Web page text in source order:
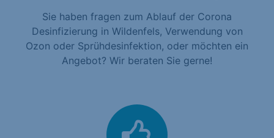
Sie haben fragen zum Ablauf der Corona
Desinfizierung in Wildenfels, Verwendung von
Ozon oder Sprühdesinfektion, oder möchten ein
Angebot? Wir beraten Sie gerne!